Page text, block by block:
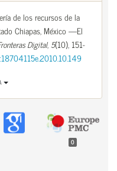
de los recursos de la
Chiapas, México —El
Digital, 5(10), 151-
0